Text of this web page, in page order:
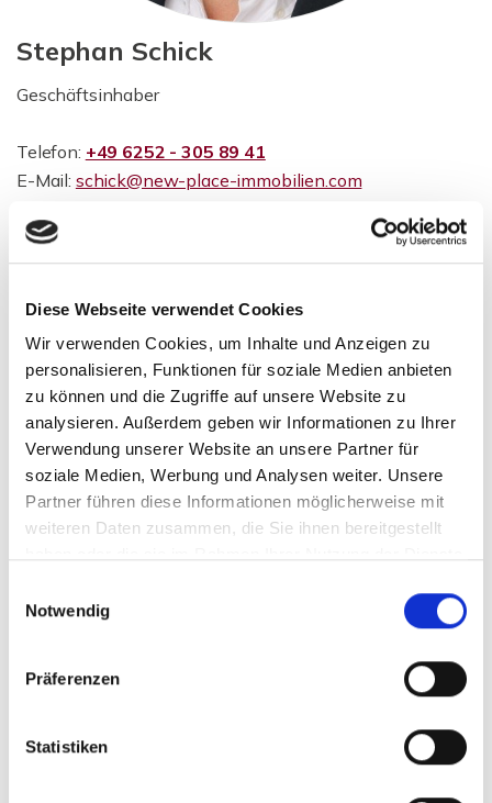
Diese Webseite verwendet Cookies
Wir verwenden Cookies, um Inhalte und Anzeigen zu
personalisieren, Funktionen für soziale Medien anbieten
zu können und die Zugriffe auf unsere Website zu
analysieren. Außerdem geben wir Informationen zu Ihrer
Verwendung unserer Website an unsere Partner für
soziale Medien, Werbung und Analysen weiter. Unsere
Partner führen diese Informationen möglicherweise mit
weiteren Daten zusammen, die Sie ihnen bereitgestellt
Notwendig
Präferenzen
Statistiken
Stephan Schick
Geschäftsinhaber
Telefon: +49 6252 - 305 89 41
E-Mail: schick@new-place-immobilien.com
New Place Immobilien